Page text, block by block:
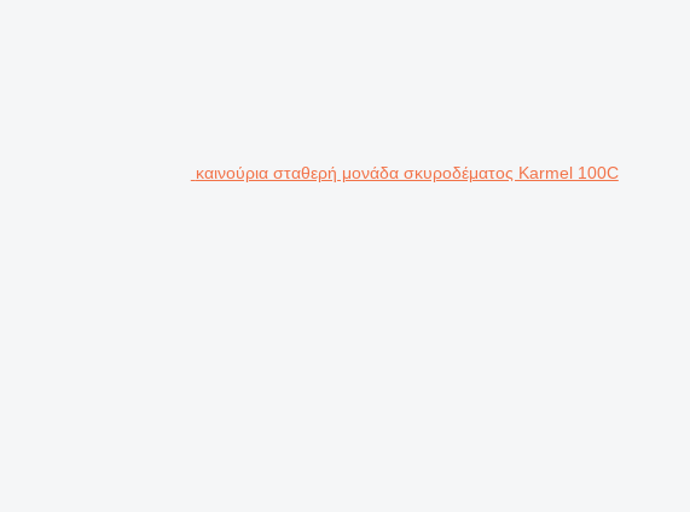
καινούρια σταθερή μονάδα σκυροδέματος Karmel 100C